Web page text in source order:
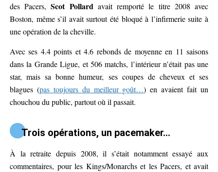
des Pacers,Scot Pollardavait remporté le titre 2008 avec
Boston, même s’il avait surtout été bloqué à l’infirmerie suite à
une opération de la cheville.
Avec ses 4.4 points et 4.6 rebonds de moyenne en 11 saisons
dans la Grande Ligue, et 506 matchs, l’intérieur n’était pas une
star, mais sa bonne humeur, ses coupes de cheveux et ses
blagues (pas toujours du meilleur goût…) en avaient fait un
chouchou du public, partout où il passait.
Trois opérations, un pacemaker…
À la retraite depuis 2008, il s’était notamment essayé aux
commentaires, pour les Kings/Monarchs et les Pacers, et avait